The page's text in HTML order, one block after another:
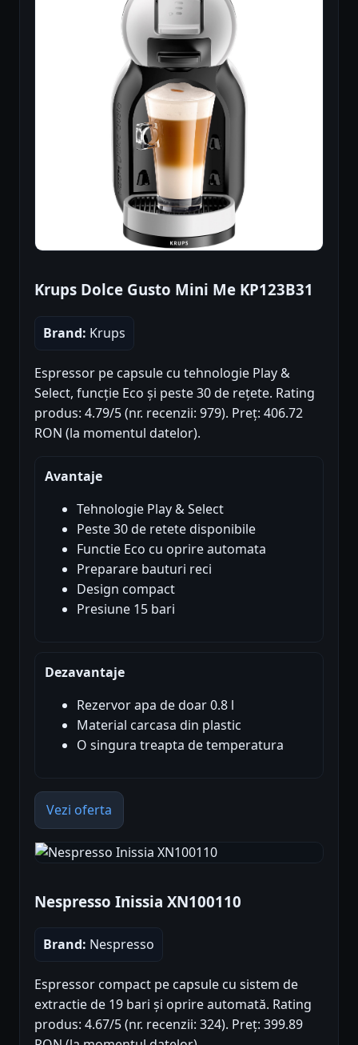
Krups Dolce Gusto Mini Me KP123B31
Brand: Krups
Espressor pe capsule cu tehnologie Play &
Select, funcție Eco și peste 30 de rețete. Rating
produs: 4.79/5 (nr. recenzii: 979). Preț: 406.72
RON (la momentul datelor).
Avantaje
Tehnologie Play & Select
Peste 30 de retete disponibile
Functie Eco cu oprire automata
Preparare bauturi reci
Design compact
Presiune 15 bari
Dezavantaje
Rezervor apa de doar 0.8 l
Material carcasa din plastic
O singura treapta de temperatura
Vezi oferta
Nespresso Inissia XN100110
Brand: Nespresso
Espressor compact pe capsule cu sistem de
extractie de 19 bari și oprire automată. Rating
produs: 4.67/5 (nr. recenzii: 324). Preț: 399.89